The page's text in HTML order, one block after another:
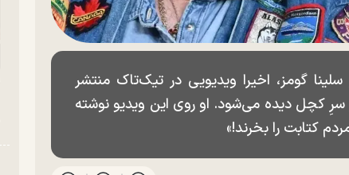
گومز، اخیرا ویدیویی در تیک‌تاک منتشر
کچل دیده می‌شود. او روی این ویدیو نوشته
کتابت را بخرند!»